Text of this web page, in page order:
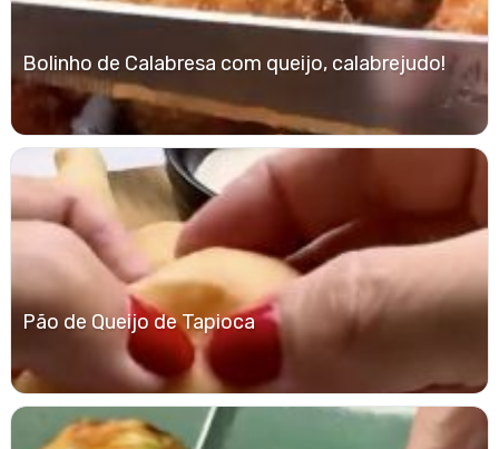
Bolinho de Calabresa com queijo, calabrejudo!
Pão de Queijo de Tapioca